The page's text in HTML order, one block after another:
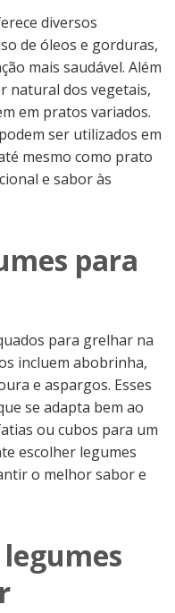
diversos
de óleos e gorduras,
mais saudável. Além
natural dos vegetais,
em pratos variados.
ser utilizados em
mesmo como prato
e sabor às
para
para grelhar na
incluem abobrinha,
e aspargos. Esses
se adapta bem ao
ou cubos para um
escolher legumes
o melhor sabor e